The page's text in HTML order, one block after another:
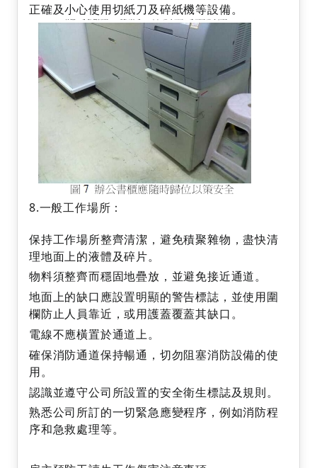
正確及小心使用切紙刀及碎紙機等設備。
8.一般工作場所：
保持工作場所整齊清潔，避免積聚雜物，盡快清
理地面上的液體及碎片。
物料須整齊而穩固地疊放，並避免接近通道。
地面上的缺口應設置明顯的警告標誌，並使用圍
欄防止人員靠近，或用護蓋覆蓋其缺口。
電線不應橫置於通道上。
確保消防通道保持暢通，切勿阻塞消防設備的使
用。
認識並遵守公司所設置的安全衛生標誌及規則。
熟悉公司所訂的一切緊急應變程序，例如消防程
序和急救處理等。